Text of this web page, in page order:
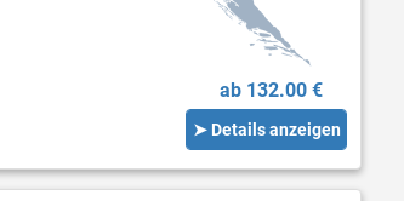
ab 132.00 €
➤ Details anzeigen